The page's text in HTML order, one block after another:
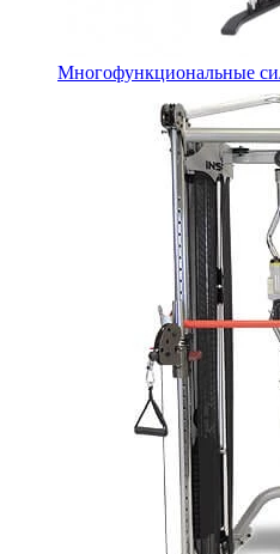
Многофункциональные